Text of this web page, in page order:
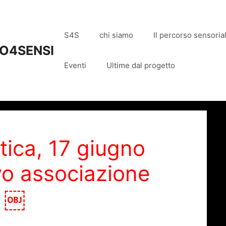
S4S chi siamo Il percorso
Eventi Ultime dal progetto
17 giugno
associazione
￼